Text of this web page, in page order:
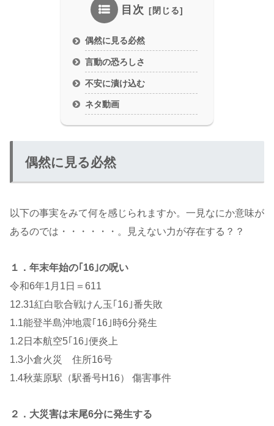
目次
偶然に見る必然
言動の恐ろしさ
不安に漬け込む
ネタ動画
偶然に見る必然
以下の事実をみて何を感じられますか。一見なにか意味が
あるのでは・・・・・・。見えない力が存在する？？
１．年末年始の｢16｣の呪い
令和6年1月1日＝611
12.31紅白歌合戦けん玉｢16｣番失敗
1.1能登半島沖地震｢16｣時6分発生
1.2日本航空5｢16｣便炎上
1.3小倉火災 住所16号
1.4秋葉原駅（駅番号H16） 傷害事件
２．大災害は末尾6分に発生する